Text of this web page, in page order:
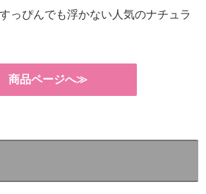
っぴんでも浮かない人気のナチュラ
商品ページへ≫